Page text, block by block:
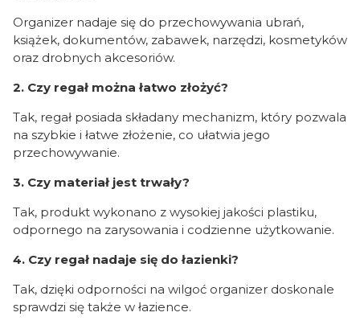
Organizer nadaje się do przechowywania ubrań,
książek, dokumentów, zabawek, narzędzi, kosmetyków
oraz drobnych akcesoriów.
2. Czy regał można łatwo złożyć?
Tak, regał posiada składany mechanizm, który pozwala
na szybkie i łatwe złożenie, co ułatwia jego
przechowywanie.
3. Czy materiał jest trwały?
Tak, produkt wykonano z wysokiej jakości plastiku,
odpornego na zarysowania i codzienne użytkowanie.
4. Czy regał nadaje się do łazienki?
Tak, dzięki odporności na wilgoć organizer doskonale
sprawdzi się także w łazience.